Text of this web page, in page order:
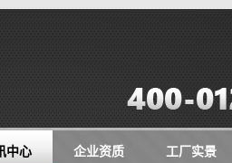
中心 企业资质 工厂实景